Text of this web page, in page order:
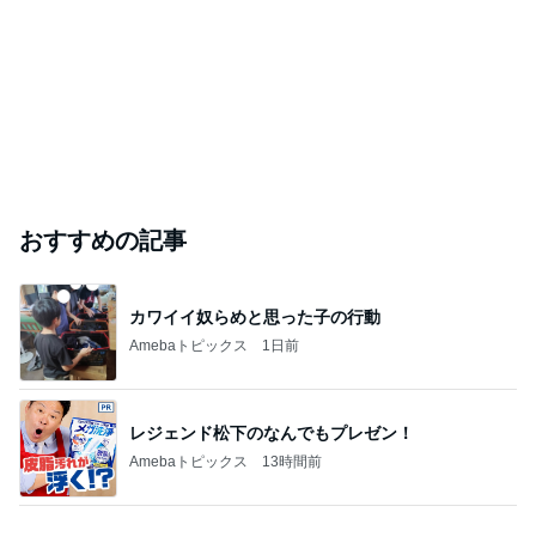
おすすめの記事
カワイイ奴らめと思った子の行動
Amebaトピックス 1日前
レジェンド松下のなんでもプレゼン！
Amebaトピックス 13時間前